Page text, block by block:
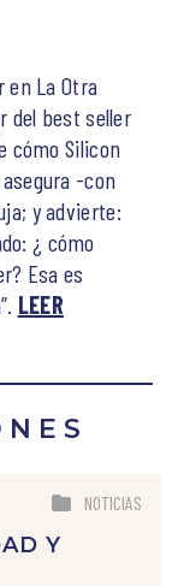
en La Otra
del best seller
cómo Silicon
-con
y advierte:
¿ cómo
Esa es
LEER
NOTICIAS
Y